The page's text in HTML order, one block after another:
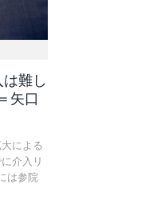
難し
矢口
による
介入リ
は参院